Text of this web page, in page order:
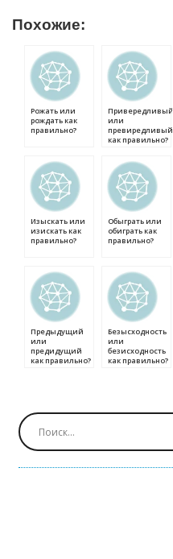
Похожие:
Рожать или
рождать как
правильно?
Привередливый
или
превиредливый
как правильно?
Изыскать или
изискать как
правильно?
Обыграть или
обиграть как
правильно?
Предыдущий
или
предидущий
как правильно?
Безысходность
или
безисходность
как правильно?